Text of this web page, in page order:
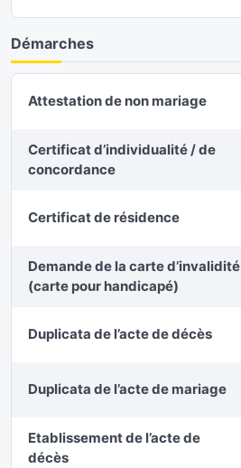
Démarches
Attestation de non mariage
Certificat d’individualité / de
concordance
Certificat de résidence
Demande de la carte d’invalidité
(carte pour handicapé)
Duplicata de l’acte de décès
Duplicata de l’acte de mariage
Etablissement de l’acte de
décès